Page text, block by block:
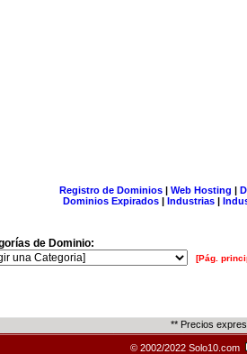
Registro de Dominios| Web Hosting |
Dominios Expirados | Industrias |
de Dominio:
[Pág.
** Precios
© 2002/2022 Solo10.com